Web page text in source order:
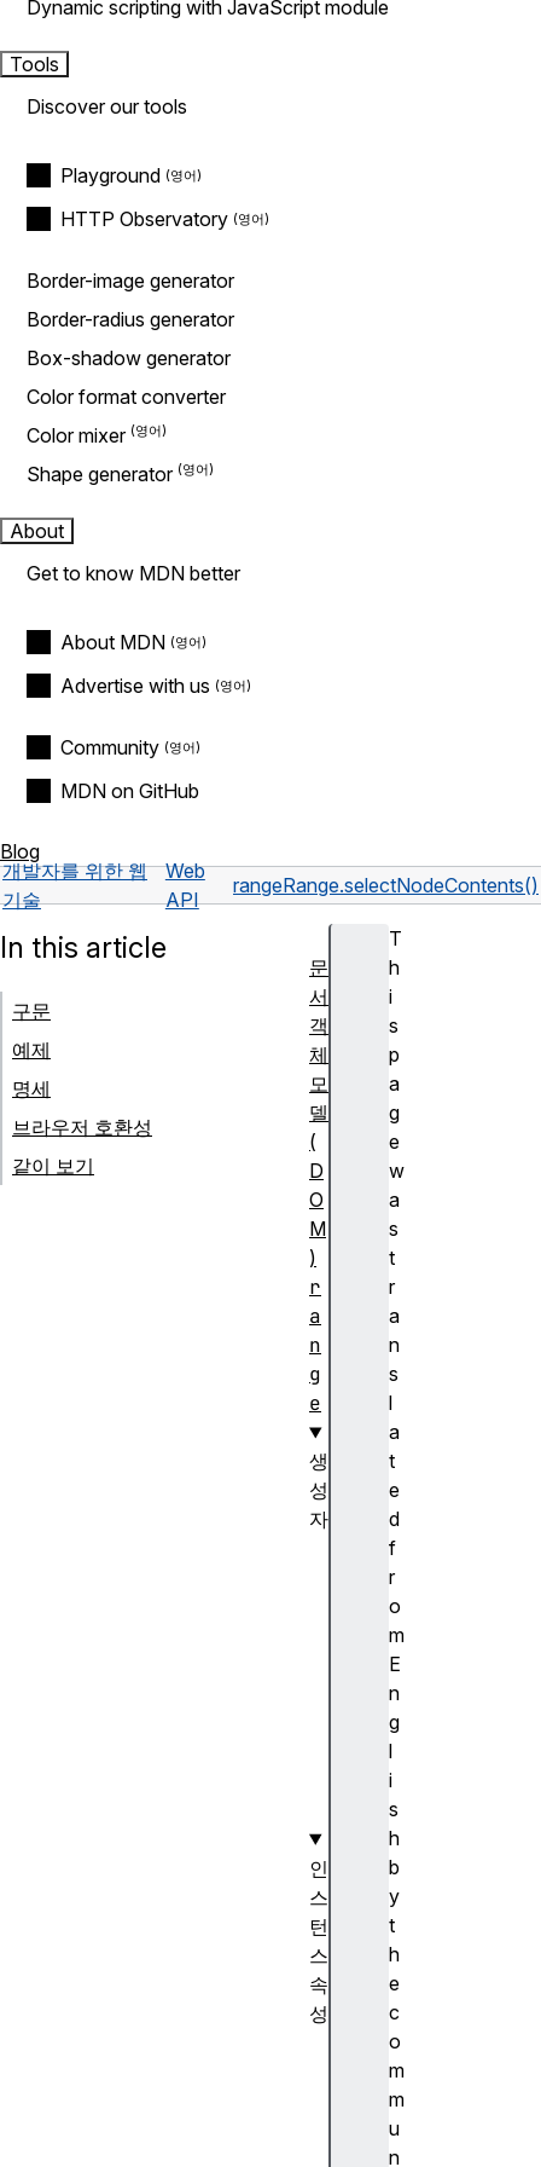
Dynamic scripting with JavaScript module
Tools
Discover our tools
Playground
HTTP Observatory
Border-image generator
Border-radius generator
Box-shadow generator
Color format converter
Color mixer
Shape generator
About
Get to know MDN better
About MDN
Advertise with us
Community
MDN on GitHub
Blog
개발자를 위한 웹
기술
Web
API
rangeRange.selectNodeContents()
T
h
i
s
p
a
g
e
w
a
s
t
r
a
n
s
l
a
t
e
d
f
r
o
m
E
n
g
l
i
s
h
b
y
t
h
e
c
o
m
m
u
n
In this article
구문
예제
명세
브라우저 호환성
같이 보기
문
서
객
체
모
델
(
D
O
M
)
r
a
n
g
e
생
성
자
인
스
턴
스
속
성